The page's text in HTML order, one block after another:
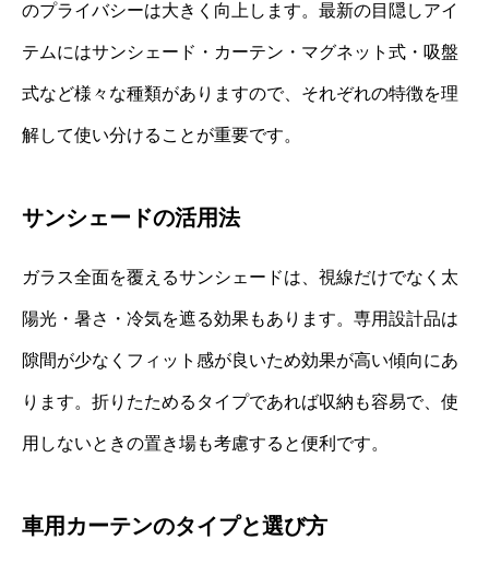
のプライバシーは大きく向上します。最新の目隠しアイ
テムにはサンシェード・カーテン・マグネット式・吸盤
式など様々な種類がありますので、それぞれの特徴を理
解して使い分けることが重要です。
サンシェードの活用法
ガラス全面を覆えるサンシェードは、視線だけでなく太
陽光・暑さ・冷気を遮る効果もあります。専用設計品は
隙間が少なくフィット感が良いため効果が高い傾向にあ
ります。折りたためるタイプであれば収納も容易で、使
用しないときの置き場も考慮すると便利です。
車用カーテンのタイプと選び方